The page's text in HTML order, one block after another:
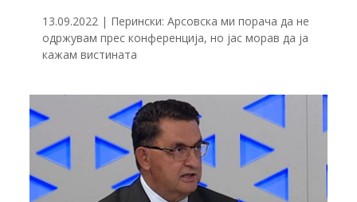
13.09.2022 | Перински: Арсовска ми порача да не
одржувам прес конференција, но јас морав да ја
кажам вистината